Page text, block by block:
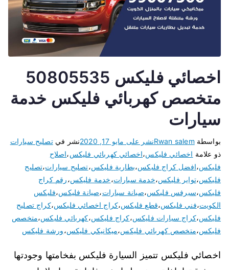
اخصائي فليكس 50805535
متخصص كهربائي فليكس خدمة
سيارات
بواسطة Rwan salemنشر على مايو 17, 2020 نشر فيتصليح سيارات
ذو علامة اخصائي فليكس،اخصائي كهربائي فليكس،اصلاح
فليكس،افضل كراج فليكس،بطارية فليكس،تصليح سيارات،تصليح
فليكس،تواير فليكس،خدمة سيارات،خدمة فليكس،رقم كراج
فليكس،سيرفس فليكس،صيانة سيارات،صيانة فليكس،فليكس
الكويت،فني فليكس،قطع فليكس،كراج اخصائي فليكس،كراج تصليح
فليكس،كراج سيارات فليكس،كراج فليكس،كهربائي فليكس،متخصص
فليكس،متخصص كهربائي فليكس،ميكانيكي فليكس،ورشة فليكس
اخصائي فليكس تتميز السيارة فليكس بفخامتها وجودتها